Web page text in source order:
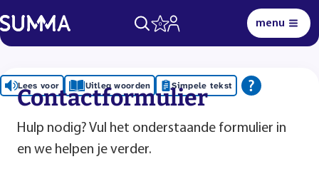
0 menu
Lees voor Uitleg woorden Simpele tekst
Contactformulier
Hulp nodig? Vul het onderstaande formulier in
en we helpen je verder.